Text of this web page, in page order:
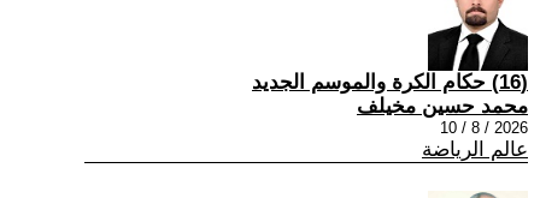
(16) حكام الكرة والموسم الجديد
محمد حسين مخيلف
2026 / 8 / 10
عالم الرياضة